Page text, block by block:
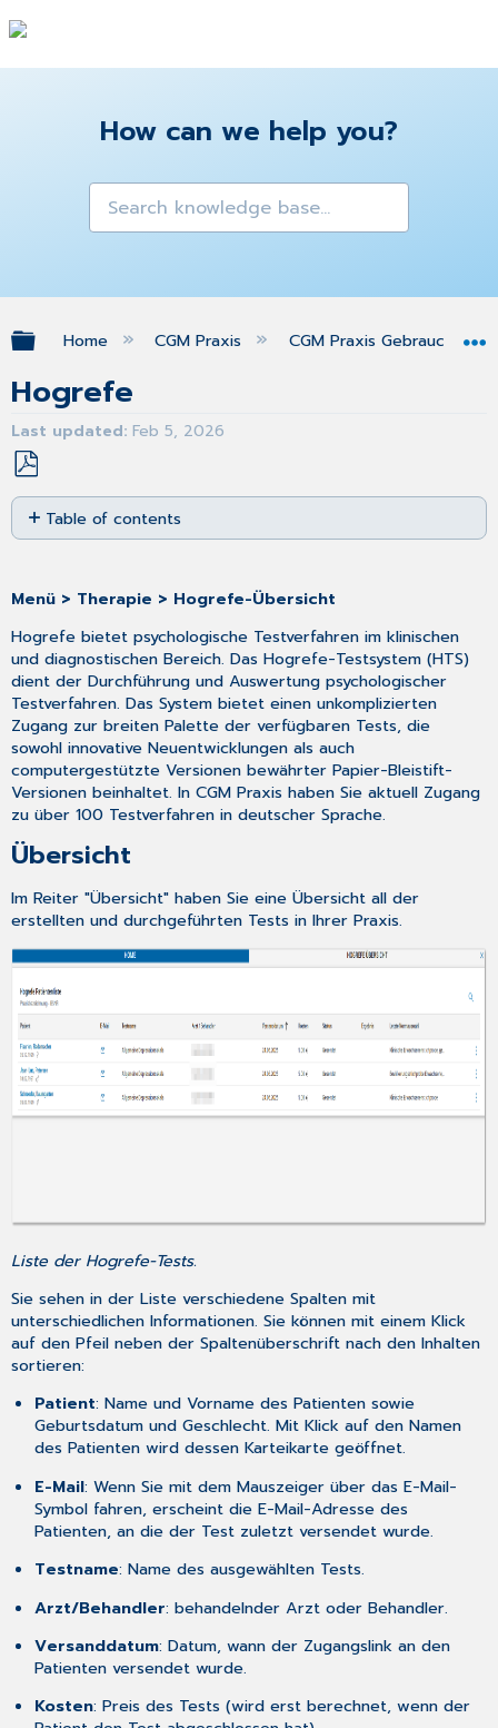
How can we help you?
Expand/collapse global hierarchy
Home CGM Praxis CGM Praxis
Hogrefe
Last updated Feb 5, 2026
Save
as
PDF
Table of contents
Menü > Therapie > Hogrefe-Übersicht
Hogrefe bietet psychologische Testverfahren im klinischen
und diagnostischen Bereich. Das Hogrefe-Testsystem (HTS)
dient der Durchführung und Auswertung psychologischer
Testverfahren. Das System bietet einen unkomplizierten
Zugang zur breiten Palette der verfügbaren Tests, die
sowohl innovative Neuentwicklungen als auch
computergestützte Versionen bewährter Papier-Bleistift-
Versionen beinhaltet. In CGM Praxis haben Sie aktuell Zugang
zu über 100 Testverfahren in deutscher Sprache.
Übersicht
Im Reiter "Übersicht" haben Sie eine Übersicht all der
erstellten und durchgeführten Tests in Ihrer Praxis.
Liste der Hogrefe-Tests.
Sie sehen in der Liste verschiedene Spalten mit
unterschiedlichen Informationen. Sie können mit einem Klick
auf den Pfeil neben der Spaltenüberschrift nach den Inhalten
sortieren:
Patient: Name und Vorname des Patienten sowie
Geburtsdatum und Geschlecht. Mit Klick auf den Namen
des Patienten wird dessen Karteikarte geöffnet.
E-Mail: Wenn Sie mit dem Mauszeiger über das E-Mail-
Symbol fahren, erscheint die E-Mail-Adresse des
Patienten, an die der Test zuletzt versendet wurde.
Testname: Name des ausgewählten Tests.
Arzt/Behandler: behandelnder Arzt oder Behandler.
Versanddatum: Datum, wann der Zugangslink an den
Patienten versendet wurde.
Kosten: Preis des Tests (wird erst berechnet, wenn der